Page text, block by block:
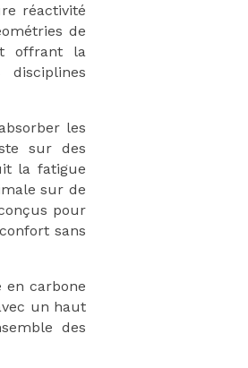
réactivité
de
offrant la
les
sur des
la fatigue
sur de
pour
sans
carbone
un haut
des